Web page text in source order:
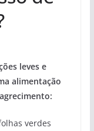
leves e
alimentação
verdes